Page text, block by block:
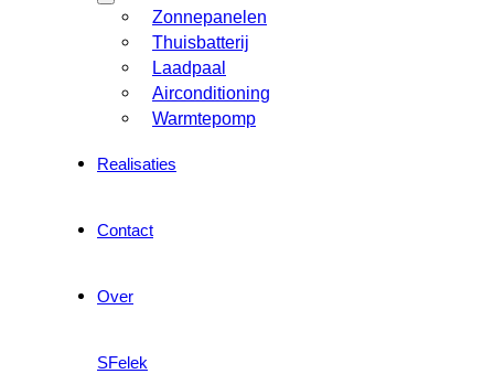
Zonnepanelen
Thuisbatterij
Laadpaal
Airconditioning
Warmtepomp
Realisaties
Contact
Over
SFelek